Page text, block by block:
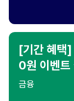
[기간 혜택]
0원 이벤트
금융